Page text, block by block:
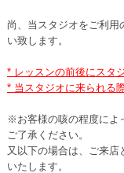
尚、当スタジオをご利用
い致します。
* レッスンの前後にスタ
* 当スタジオに来られる
※ お客様の咳の程度によ
ご了承ください。
又以下の場合は、
ご来店
いたします 。